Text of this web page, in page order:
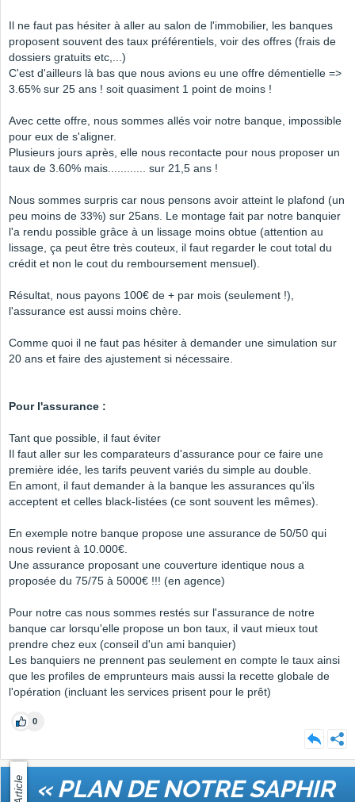
Il ne faut pas hésiter à aller au salon de l'immobilier, les banques
proposent souvent des taux préférentiels, voir des offres (frais de
dossiers gratuits etc,...)
C'est d'ailleurs là bas que nous avions eu une offre démentielle =>
3.65% sur 25 ans ! soit quasiment 1 point de moins !
Avec cette offre, nous sommes allés voir notre banque, impossible
pour eux de s'aligner.
Plusieurs jours après, elle nous recontacte pour nous proposer un
taux de 3.60% mais............ sur 21,5 ans !
Nous sommes surpris car nous pensons avoir atteint le plafond (un
peu moins de 33%) sur 25ans. Le montage fait par notre banquier
l'a rendu possible grâce à un lissage moins obtue (attention au
lissage, ça peut être très couteux, il faut regarder le cout total du
crédit et non le cout du remboursement mensuel).
Résultat, nous payons 100€ de + par mois (seulement !),
l'assurance est aussi moins chère.
Comme quoi il ne faut pas hésiter à demander une simulation sur
20 ans et faire des ajustement si nécessaire.
Pour l'assurance :
Tant que possible, il faut éviter
Il faut aller sur les comparateurs d'assurance pour ce faire une
première idée, les tarifs peuvent variés du simple au double.
En amont, il faut demander à la banque les assurances qu'ils
acceptent et celles black-listées (ce sont souvent les mêmes).
En exemple notre banque propose une assurance de 50/50 qui
nous revient à 10.000€.
Une assurance proposant une couverture identique nous a
proposée du 75/75 à 5000€ !!! (en agence)
Pour notre cas nous sommes restés sur l'assurance de notre
banque car lorsqu'elle propose un bon taux, il vaut mieux tout
prendre chez eux (conseil d'un ami banquier)
Les banquiers ne prennent pas seulement en compte le taux ainsi
que les profiles de emprunteurs mais aussi la recette globale de
l'opération (incluant les services prisent pour le prêt)
0
Article « PLAN DE NOTRE SAPHIR